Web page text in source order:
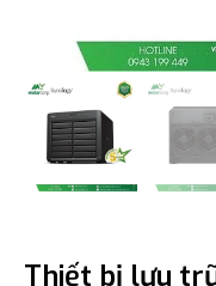
Thiết bị lưu